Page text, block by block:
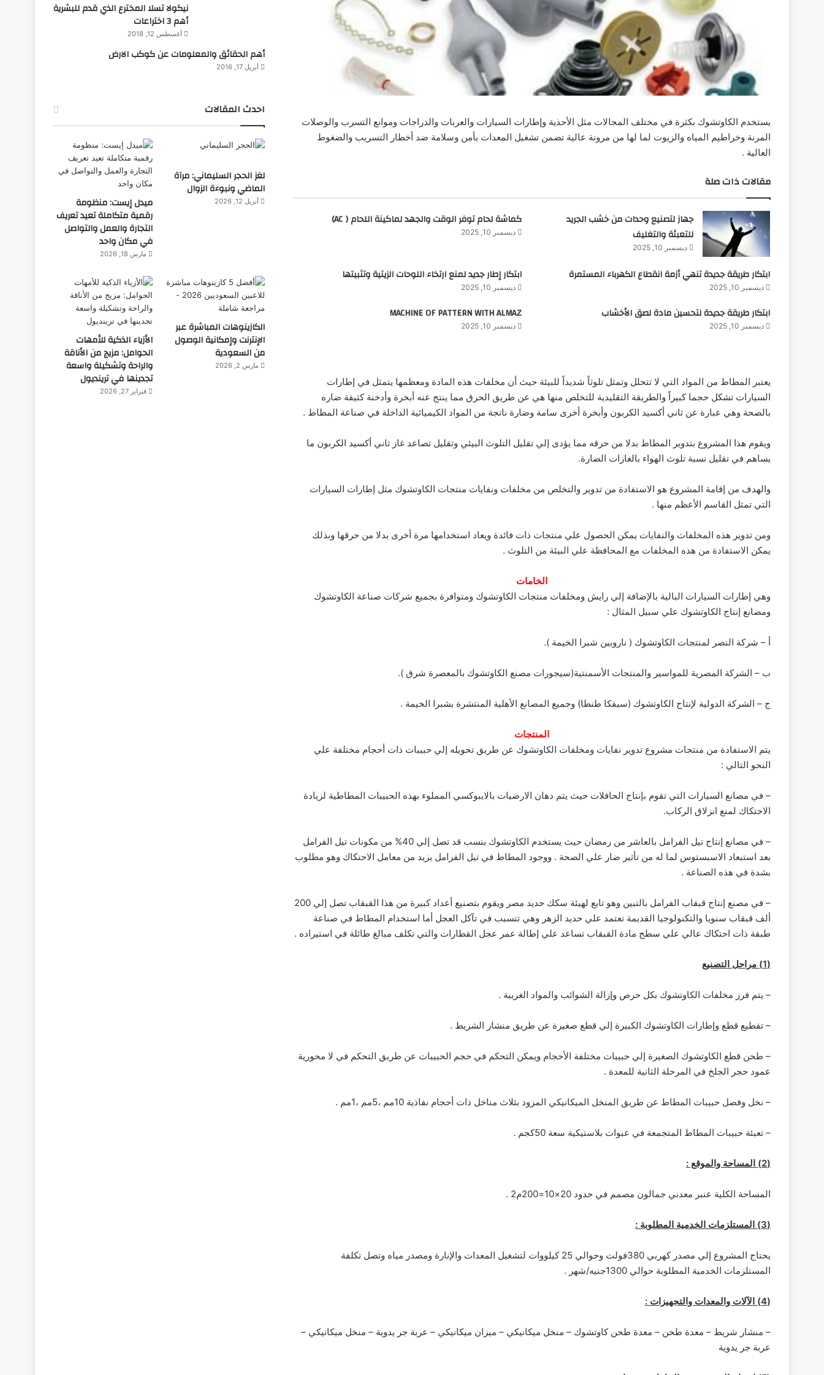
يستخدم الكاوتشوك بكثرة في مختلف المجالات مثل الأحذية وإطارات السيارات والعربات والدراجات وموانع التسرب والوصلات
المرنة وخراطيم المياه والزيوت لما لها من مرونة عالية تضمن تشغيل المعدات بأمن وسلامة ضد أخطار التسريب والضغوط
العالية .
مقالات ذات صلة
جهاز لتصنيع وحدات من خشب الجريد
للتعبئة والتغليف
ديسمبر 10, 2025
كماشة لحام توفر الوقت والجهد لماكينة اللحام ( AC)
ديسمبر 10, 2025
ابتكار طريقة جديدة تنهي أزمة انقطاع الكهرباء المستمرة
ديسمبر 10, 2025
ابتكار إطار جديد لمنع ارتخاء اللوحات الزيتية وتثبيتها
ديسمبر 10, 2025
ابتكار طريقة جديدة لتحسين مادة لصق الأخشاب
ديسمبر 10, 2025
MACHINE OF PATTERN WITH ALMAZ
ديسمبر 10, 2025
يعتبر المطاط من المواد التي لا تتحلل وتمثل تلوثاً شديداً للبيئة حيث أن مخلفات هذه المادة ومعظمها يتمثل في إطارات
السيارات تشكل حجما كبيراً والطريقة التقليدية للتخلص منها هي عن طريق الحرق مما ينتج عنه أبخرة وأدخنة كثيفة ضاره
بالصحة وهي عبارة عن ثاني أكسيد الكربون وأبخرة أخرى سامة وضارة ناتجة من المواد الكيميائية الداخلة في صناعة المطاط .
ويقوم هذا المشروع بتدوير المطاط بدلا من حرقه مما يؤدى إلي تقليل التلوث البيئي وتقليل تصاعد غاز ثاني أكسيد الكربون ما
يساهم في تقليل نسبة تلوث الهواء بالغازات الضارة.
والهدف من إقامة المشروع هو الاستفادة من تدوير والتخلص من مخلفات ونفايات منتجات الكاوتشوك مثل إطارات السيارات
التي تمثل القاسم الأعظم منها .
ومن تدوير هذه المخلفات والنفايات يمكن الحصول علي منتجات ذات فائدة ويعاد استخدامها مرة أخرى بدلا من حرقها وبذلك
يمكن الاستفادة من هذه المخلفات مع المحافظة علي البيئة من التلوث .
الخامات
وهي إطارات السيارات البالية بالإضافة إلي رايش ومخلفات منتجات الكاوتشوك ومتوافرة بجميع شركات صناعة الكاوتشوك
ومصانع إنتاج الكاوتشوك علي سبيل المثال :
أ – شركة النصر لمنتجات الكاوتشوك ( ناروبين شبرا الخيمة ).
ب – الشركة المصرية للمواسير والمنتجات الأسمنتية(سيجورات مصنع الكاوتشوك بالمعصرة شرق ).
ج – الشركة الدولية لإنتاج الكاوتشوك (سيفكا طنطا) وجميع المصانع الأهلية المنتشرة بشبرا الخيمة .
المنتجات
يتم الاستفادة من منتجات مشروع تدوير نفايات ومخلفات الكاوتشوك عن طريق تحويله إلي حبيبات ذات أحجام مختلفة علي
النحو التالي :
– في مصانع السيارات التي تقوم بإنتاج الحافلات حيث يتم دهان الارضيات بالايبوكسي المملوء بهذه الحبيبات المطاطية لزيادة
الاحتكاك لمنع انزلاق الركاب.
– في مصانع إنتاج تيل الفرامل بالعاشر من رمضان حيث يستخدم الكاوتشوك بنسب قد تصل إلي 40% من مكونات تيل الفرامل
بعد استبعاد الاسبستوس لما له من تأثير ضار علي الصحة . ووجود المطاط في تيل الفرامل يزيد من معامل الاحتكاك وهو مطلوب
بشدة في هذه الصناعة .
– في مصنع إنتاج قبقاب الفرامل بالتبين وهو تابع لهيئة سكك حديد مصر ويقوم بتصنيع أعداد كبيرة من هذا القبقاب تصل إلي 200
ألف قبقاب سنويا والتكنولوجيا القديمة تعتمد علي حديد الزهر وهي تتسبب في تآكل العجل أما استخدام المطاط في صناعة
طبقة ذات احتكاك عالي علي سطح مادة القبقاب تساعد علي إطالة عمر عجل القطارات والتي تكلف مبالغ طائلة في استيراده .
(1) مراحل التصنيع
– يتم فرز مخلفات الكاوتشوك بكل حرص وإزالة الشوائب والمواد الغريبة .
– تقطيع قطع وإطارات الكاوتشوك الكبيرة إلي قطع صغيرة عن طريق منشار الشريط .
– طحن قطع الكاوتشوك الصغيرة إلي حبيبات مختلفة الأحجام ويمكن التحكم في حجم الحبيبات عن طريق التحكم في لا محورية
عمود حجر الجلخ في المرحلة الثانية للمعدة .
– نخل وفصل حبيبات المطاط عن طريق المنخل الميكانيكي المزود بثلاث مناخل ذات أحجام نفاذية 10مم ،5مم ،1مم .
– تعبئة حبيبات المطاط المتجمعة في عبوات بلاستيكية سعة 50كجم .
(2) المساحة والموقع :
المساحة الكلية عنبر معدني جمالون مصمم في حدود 20×10=200م2 .
(3) المستلزمات الخدمية المطلوبة :
يحتاج المشروع إلي مصدر كهربي 380فولت وحوالي 25 كيلووات لتشغيل المعدات والإنارة ومصدر مياه وتصل تكلفة
المستلزمات الخدمية المطلوبة حوالي 1300جنيه/شهر .
(4) الآلات والمعدات والتجهيزات :
– منشار شريط – معدة طحن – معدة طحن كاوتشوك – منخل ميكانيكي – ميزان ميكانيكي – عربة جر يدوية – منخل ميكانيكي –
عربة جر يدوية
نيكولا تسلا المخترع الذي قدم للبشرية
أهم 3 اختراعات
أغسطس 12, 2018
أهم الحقائق والمعلومات عن كوكب الارض
أبريل 17, 2016
احدث المقالات
لغز الحجر السليماني: مرآة
الماضي ونبوءة الزوال
أبريل 12, 2026
ميدل إيست: منظومة
رقمية متكاملة تعيد تعريف
التجارة والعمل والتواصل
في مكان واحد
مارس 18, 2026
الكازينوهات المباشرة عبر
الإنترنت وإمكانية الوصول
من السعودية
مارس 2, 2026
الأزياء الذكية للأمهات
الحوامل: مزيج من الأناقة
والراحة وتشكيلة واسعة
تجدينها في ترينديول
فبراير 27, 2026